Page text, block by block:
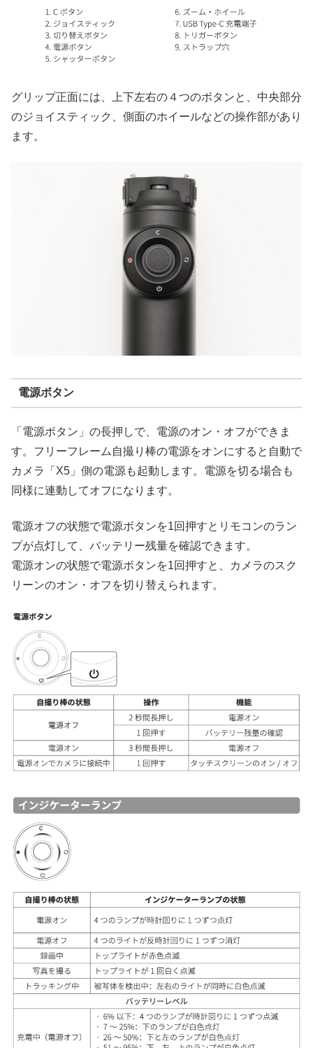
グリップ正面には、上下左右の４つのボタンと、中央部分
のジョイスティック、側面のホイールなどの操作部があり
ます。
電源ボタン
「電源ボタン」の長押しで、電源のオン・オフができま
す。フリーフレーム自撮り棒の電源をオンにすると自動で
カメラ「X5」側の電源も起動します。電源を切る場合も
同様に連動してオフになります。
電源オフの状態で電源ボタンを1回押すとリモコンのラン
プが点灯して、バッテリー残量を確認できます。
電源オンの状態で電源ボタンを1回押すと、カメラのスク
リーンのオン・オフを切り替えられます。